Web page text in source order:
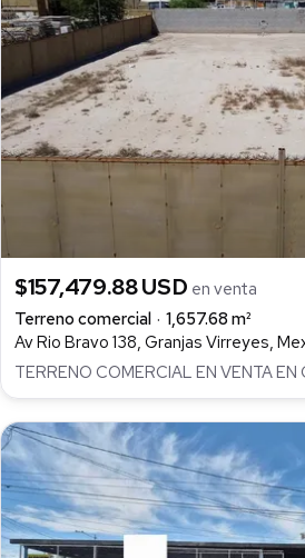
$157,479.88 USD en venta
Terreno comercial
1,657.68 m²
Av Rio Bravo 138, Granjas Virreyes,
TERRENO COMERCIAL EN VENTA